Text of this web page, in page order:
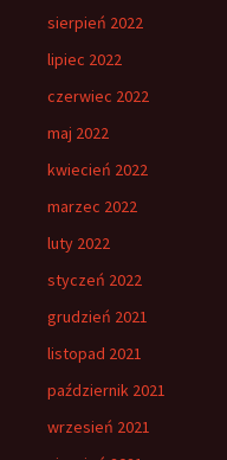
sierpień 2022
lipiec 2022
czerwiec 2022
maj 2022
kwiecień 2022
marzec 2022
luty 2022
styczeń 2022
grudzień 2021
listopad 2021
październik 2021
wrzesień 2021